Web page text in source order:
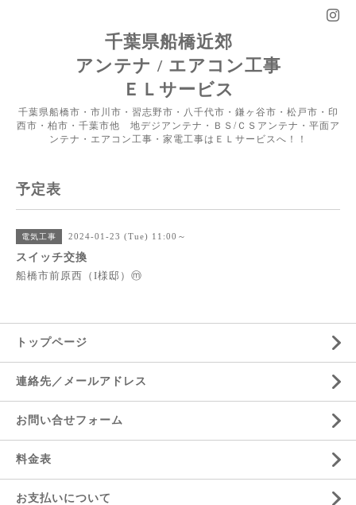
千葉県船橋近郊
アンテナ / エアコン工事
ＥＬサービス
千葉県船橋市・市川市・習志野市・八千代市・鎌ヶ谷市・松戸市・印
西市・柏市・千葉市他 地デジアンテナ・ＢＳ/ＣＳアンテナ・平面ア
ンテナ・エアコン工事・家電工事はＥＬサービスへ！！
予定表
電気工事 2024-01-23 (Tue) 11:00～
スイッチ交換
船橋市前原西（I様邸）ⓜ
トップページ
連絡先／メールアドレス
お問い合せフォーム
料金表
お支払いについて